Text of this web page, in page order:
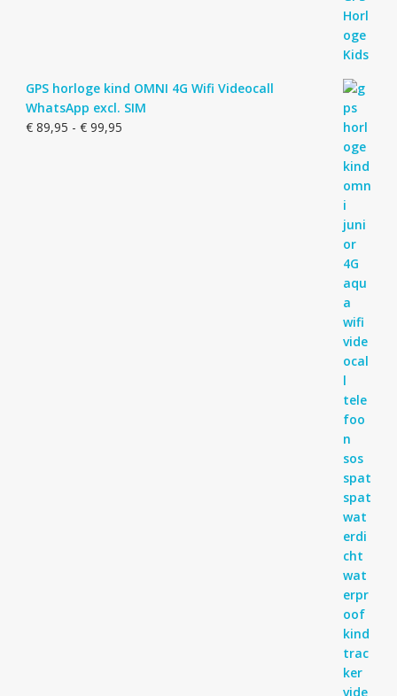
GPS horloge kind OMNI 4G Wifi Videocall
WhatsApp excl. SIM
€89,95 - €99,95Prijsklasse: